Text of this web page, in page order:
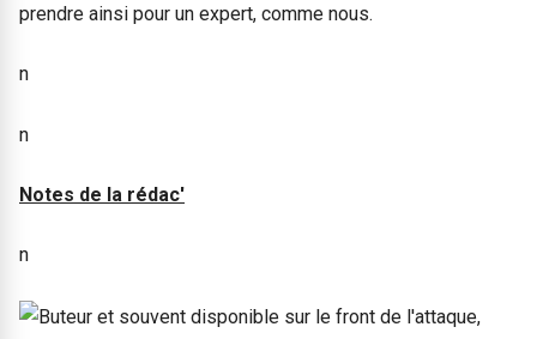
prendre ainsi pour un expert, comme nous.
n
n
Notes de la rédac'
n